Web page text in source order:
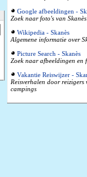
Google afbeeldingen -
Zoek naar foto's van
Wikipedia - Skanès
Algemene informatie over
Picture Search - Skanès
Zoek naar afbeeldingen en
Vakantie Reiswijzer -
Reisverhalen door reizigers
campings